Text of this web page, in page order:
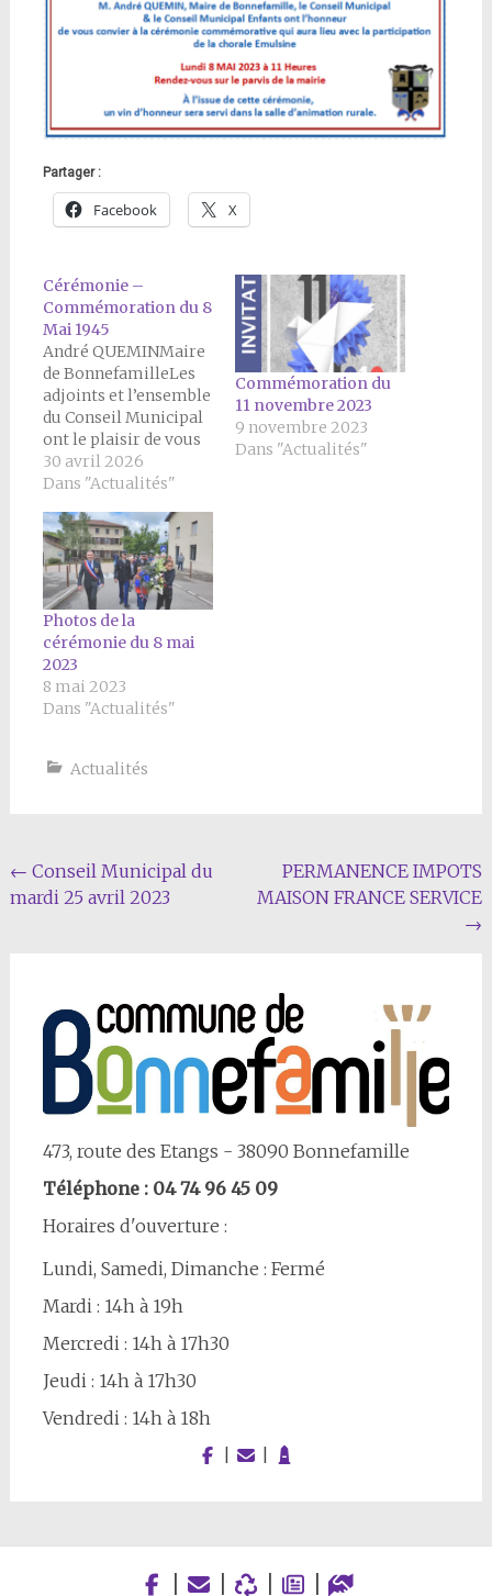
Partager :
Facebook X
Cérémonie –
Commémoration du 8
Mai 1945
André QUEMINMaire
de BonnefamilleLes
adjoints et l’ensemble
du Conseil Municipal
ont le plaisir de vous
convier à la
cérémonie du 81ème
victoire de 1945Le
vendredi 8 mai 2026 à
11H Rassemblement
sur le parking devant
la mairieDéfilé puis
dépôt de gerbe au
monument aux morts
À l’issue…
30 avril 2026
Dans "Actualités"
Commémoration du
11 novembre 2023
9 novembre 2023
Dans "Actualités"
Photos de la
cérémonie du 8 mai
2023
8 mai 2023
Dans "Actualités"
Actualités
Navigation
Article
← Conseil Municipal du
mardi 25 avril 2023
PERMANENCE IMPOTS
MAISON FRANCE SERVICE
→
473, route des Etangs - 38090 Bonnefamille
Téléphone : 04 74 96 45 09
Horaires d'ouverture :
Lundi, Samedi, Dimanche : Fermé
Mardi : 14h à 19h
Mercredi : 14h à 17h30
Jeudi : 14h à 17h30
Vendredi : 14h à 18h